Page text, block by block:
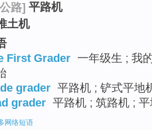
路] 平路机
土机
First Grader 一年级生 ; 我
grader 平路机 ; 铲式平地
grader 平路机 ; 筑路机 ;
网络短语